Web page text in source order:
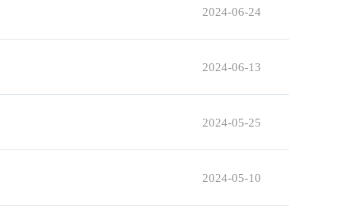
2024-06-24
2024-06-13
2024-05-25
2024-05-10